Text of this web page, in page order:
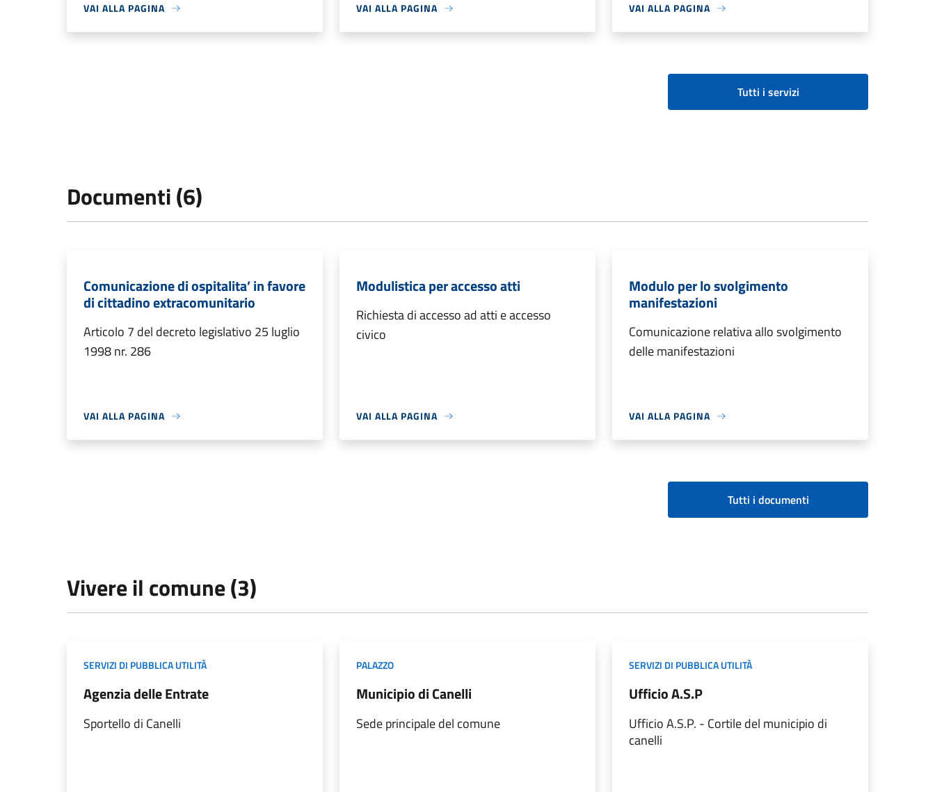
VAI ALLA PAGINA VAI ALLA PAGINA VAI ALLA PAGINA
Tutti i servizi
Documenti (6)
Comunicazione di ospitalita’ in favore
di cittadino extracomunitario
Articolo 7 del decreto legislativo 25 luglio
1998 nr. 286
VAI ALLA PAGINA
Modulistica per accesso atti
Richiesta di accesso ad atti e accesso
civico
VAI ALLA PAGINA
Modulo per lo svolgimento
manifestazioni
Comunicazione relativa allo svolgimento
delle manifestazioni
VAI ALLA PAGINA
Tutti i documenti
Vivere il comune (3)
SERVIZI DI PUBBLICA UTILITÀ
Agenzia delle Entrate
Sportello di Canelli
PALAZZO
Municipio di Canelli
Sede principale del comune
SERVIZI DI PUBBLICA UTILITÀ
Ufficio A.S.P
Ufficio A.S.P. - Cortile del municipio di
canelli